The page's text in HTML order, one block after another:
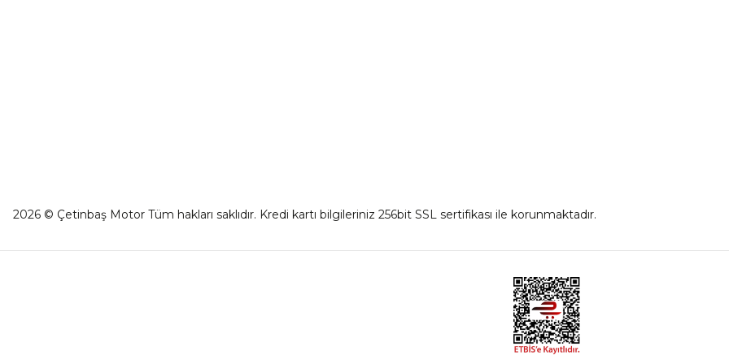
2026 © Çetinbaş Motor Tüm hakları saklıdır. Kredi kartı bilgileriniz 256bit SSL sertifikası ile korunmaktadır.